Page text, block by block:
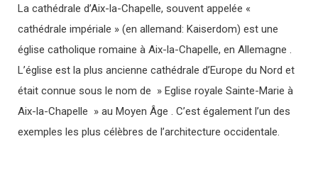
La cathédrale d’Aix-la-Chapelle, souvent appelée «
cathédrale impériale » (en allemand: Kaiserdom) est une
église catholique romaine à Aix-la-Chapelle, en Allemagne .
L’église est la plus ancienne cathédrale d’Europe du Nord et
était connue sous le nom de » Eglise royale Sainte-Marie à
Aix-la-Chapelle » au Moyen Âge . C’est également l’un des
exemples les plus célèbres de l’architecture occidentale.